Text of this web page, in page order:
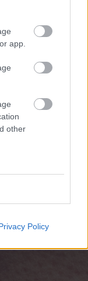
app.
other
Policy
το βιβλίο